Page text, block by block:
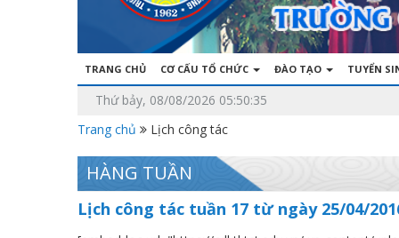
TRANG CHỦ CƠ CẤU TỔ CHỨC ĐÀO TẠO TUYỂN
Thứ bảy, 08/08/2026 05:50:35
Trang chủ
Lịch công tác
HÀNG TUẦN
Lịch công tác tuần 17 từ ngày 25/04/